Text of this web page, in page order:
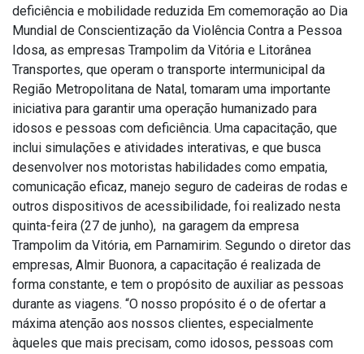
deficiência e mobilidade reduzida Em comemoração ao Dia
Mundial de Conscientização da Violência Contra a Pessoa
Idosa, as empresas Trampolim da Vitória e Litorânea
Transportes, que operam o transporte intermunicipal da
Região Metropolitana de Natal, tomaram uma importante
iniciativa para garantir uma operação humanizado para
idosos e pessoas com deficiência. Uma capacitação, que
inclui simulações e atividades interativas, e que busca
desenvolver nos motoristas habilidades como empatia,
comunicação eficaz, manejo seguro de cadeiras de rodas e
outros dispositivos de acessibilidade, foi realizado nesta
quinta-feira (27 de junho), na garagem da empresa
Trampolim da Vitória, em Parnamirim. Segundo o diretor das
empresas, Almir Buonora, a capacitação é realizada de
forma constante, e tem o propósito de auxiliar as pessoas
durante as viagens. “O nosso propósito é o de ofertar a
máxima atenção aos nossos clientes, especialmente
àqueles que mais precisam, como idosos, pessoas com